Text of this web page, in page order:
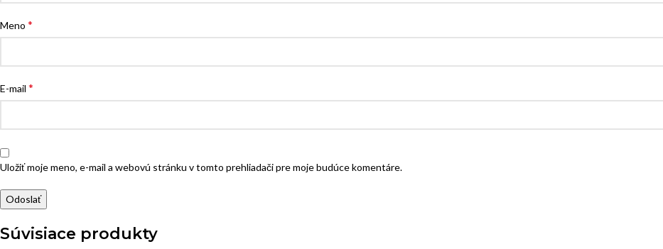
Meno *
E-mail *
Uložiť moje meno, e-mail a webovú stránku v tomto prehliadači pre moje budúce komentáre.
Súvisiace produkty